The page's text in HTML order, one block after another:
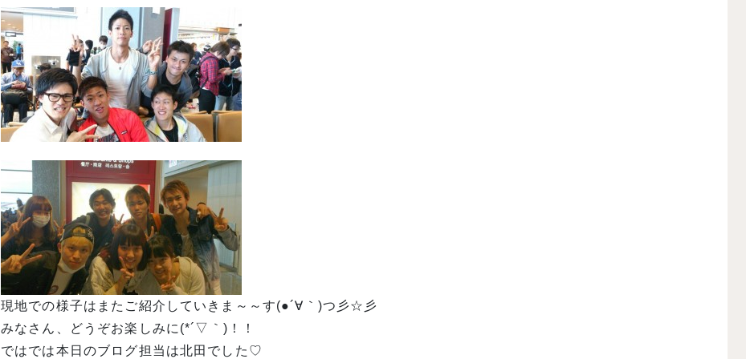
現地での様子はまたご紹介していきま～～す(●´∀｀)つ彡☆彡
みなさん、どうぞお楽しみに(*´▽｀)！！
ではでは本日のブログ担当は北田でした♡